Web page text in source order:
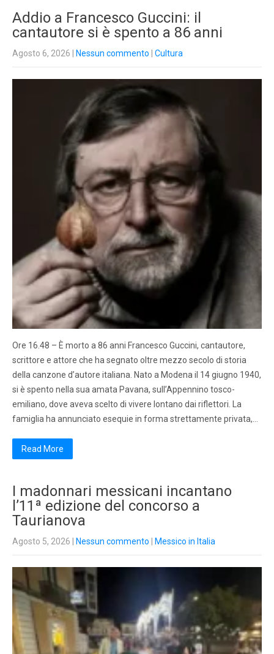
Addio a Francesco Guccini: il
cantautore si è spento a 86 anni
Agosto 6, 2026 Nessun commento Cultura
Ore 16.48 – È morto a 86 anni Francesco Guccini, cantautore,
scrittore e attore che ha segnato oltre mezzo secolo di storia
della canzone d’autore italiana. Nato a Modena il 14 giugno 1940,
si è spento nella sua amata Pavana, sull’Appennino tosco-
emiliano, dove aveva scelto di vivere lontano dai riflettori. La
famiglia ha annunciato esequie in forma strettamente privata,…
Read More
I madonnari messicani incantano
l’11ª edizione del concorso a
Taurianova
Agosto 5, 2026 Nessun commento Messico in Italia